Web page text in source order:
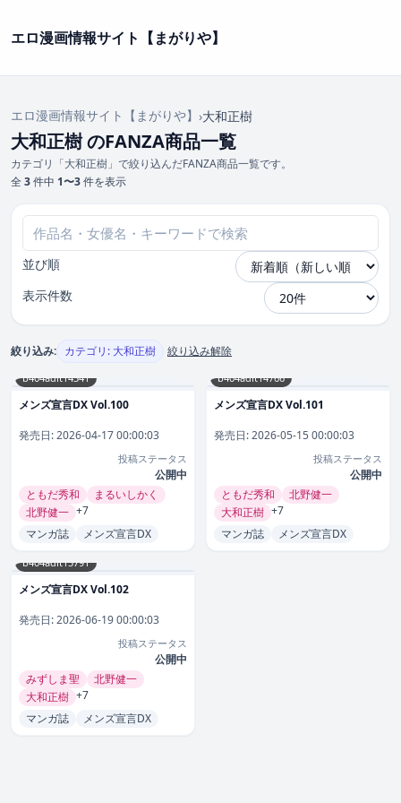
エロ漫画情報サイト【まがりや】
エロ漫画情報サイト【まがりや】 ›大和正樹
大和正樹 のFANZA商品一覧
カテゴリ「大和正樹」で絞り込んだFANZA商品一覧です。
全 3件中 1〜3件を表示
並び順
表示件数
絞り込み: カテゴリ: 大和正樹 絞り込み解除
b404adit14341
メンズ宣言DX Vol.100
発売日:2026-04-17 00:00:03
投稿ステータス
公開中
ともだ秀和
まるいしかく
北野健一 +7
マンガ誌
メンズ宣言DX
b404adit14766
メンズ宣言DX Vol.101
発売日:2026-05-15 00:00:03
投稿ステータス
公開中
ともだ秀和
北野健一
大和正樹 +7
マンガ誌
メンズ宣言DX
b404adit15791
メンズ宣言DX Vol.102
発売日:2026-06-19 00:00:03
投稿ステータス
公開中
みずしま聖
北野健一
大和正樹 +7
マンガ誌
メンズ宣言DX